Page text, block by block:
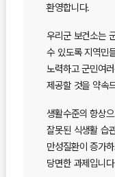
환영합니다.
우리군 보건소는
수 있도록 지역민
노력하고 군민여
제공할 것을 약속
생활수준의 향상
잘못된 식생활 습
만성질환이 증가
당면한 과제입니